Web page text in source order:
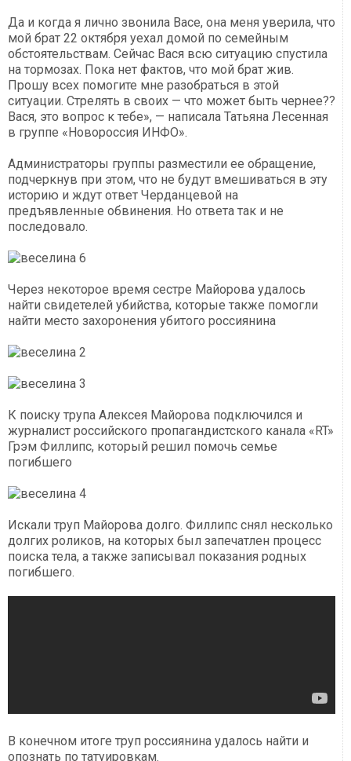
Да и когда я лично звонила Васе, она меня уверила, что
мой брат 22 октября уехал домой по семейным
обстоятельствам. Сейчас Вася всю ситуацию спустила
на тормозах. Пока нет фактов, что мой брат жив.
Прошу всех помогите мне разобраться в этой
ситуации. Стрелять в своих — что может быть чернее??
Вася, это вопрос к тебе», — написала Татьяна Лесенная
в группе «Новороссия ИНФО».
Администраторы группы разместили ее обращение,
подчеркнув при этом, что не будут вмешиваться в эту
историю и ждут ответ Черданцевой на
предъявленные обвинения. Но ответа так и не
последовало.
Через некоторое время сестре Майорова удалось
найти свидетелей убийства, которые также помогли
найти место захоронения убитого россиянина
К поиску трупа Алексея Майорова подключился и
журналист российского пропагандистского канала «RT»
Грэм Филлипс, который решил помочь семье
погибшего
Искали труп Майорова долго. Филлипс снял несколько
долгих роликов, на которых был запечатлен процесс
поиска тела, а также записывал показания родных
погибшего.
В конечном итоге труп россиянина удалось найти и
опознать по татуировкам.